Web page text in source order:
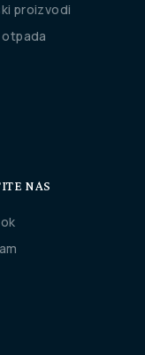
proizvodi
NAS